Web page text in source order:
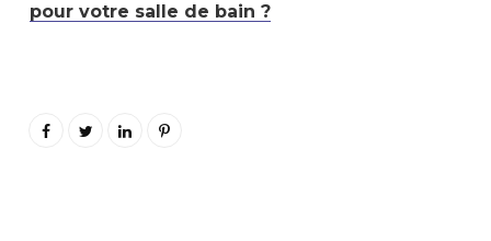
pour votre salle de bain ?